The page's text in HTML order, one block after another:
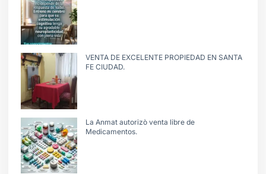
VENTA DE EXCELENTE PROPIEDAD EN SANTA
FE CIUDAD.
La Anmat autorizò venta libre de
Medicamentos.